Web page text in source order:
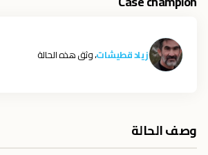
زياد قطيشات، وثق هذه الحالة
وصف الحالة